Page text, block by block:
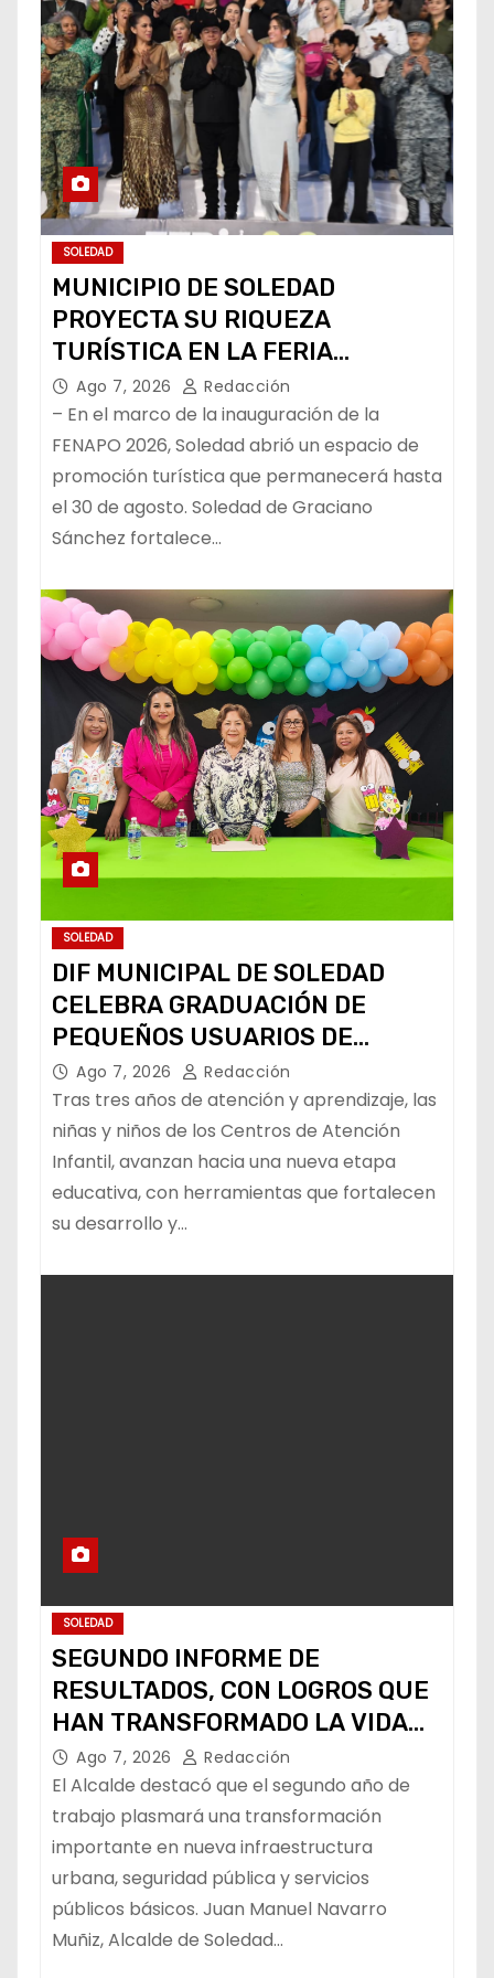
SOLEDAD
MUNICIPIO DE SOLEDAD
PROYECTA SU RIQUEZA
TURÍSTICA EN LA FERIA
NACIONAL POTOSINA
Ago 7, 2026 Redacción
– En el marco de la inauguración de la
FENAPO 2026, Soledad abrió un espacio de
promoción turística que permanecerá hasta
el 30 de agosto. Soledad de Graciano
Sánchez fortalece…
SOLEDAD
DIF MUNICIPAL DE SOLEDAD
CELEBRA GRADUACIÓN DE
PEQUEÑOS USUARIOS DE
ESTANCIAS “CAPULLITOS 1 Y 2”
Ago 7, 2026 Redacción
Tras tres años de atención y aprendizaje, las
niñas y niños de los Centros de Atención
Infantil, avanzan hacia una nueva etapa
educativa, con herramientas que fortalecen
su desarrollo y…
SOLEDAD
SEGUNDO INFORME DE
RESULTADOS, CON LOGROS QUE
HAN TRANSFORMADO LA VIDA
DE LOS SOLEDENSES: JUAN
MANUEL NAVARRO
Ago 7, 2026 Redacción
El Alcalde destacó que el segundo año de
trabajo plasmará una transformación
importante en nueva infraestructura
urbana, seguridad pública y servicios
públicos básicos. Juan Manuel Navarro
Muñiz, Alcalde de Soledad…